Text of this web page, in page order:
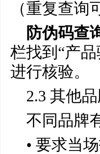
（重复查询
防伪码查
栏找到“产
进行核验。
2.3 其他
不同品牌
• 要求当